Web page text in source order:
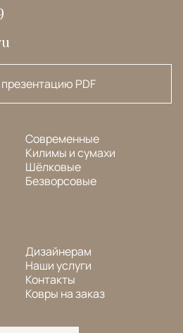
PDF
Современные
Килимы и сумахи
Шёлковые
Безворсовые
Дизайнерам
Наши услуги
Контакты
Ковры на заказ